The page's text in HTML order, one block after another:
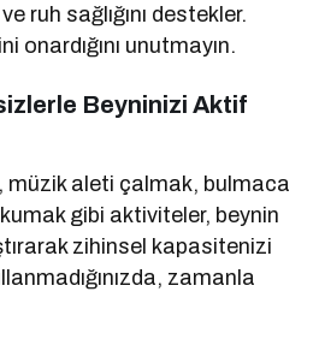
ruh sağlığını destekler.
onardığını unutmayın.
Beyninizi Aktif
müzik aleti çalmak, bulmaca
gibi aktiviteler, beynin
zihinsel kapasitenizi
zamanla